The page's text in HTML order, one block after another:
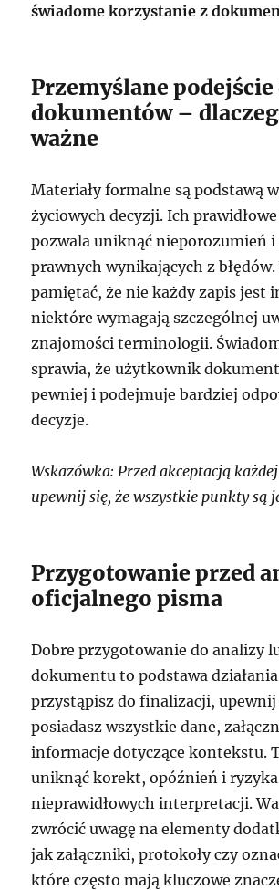
świadome korzystanie z
Przemyślane podejście
dokumentów –
ważne
Materiały formalne są podstawą
życiowych decyzji. Ich
pozwala uniknąć nieporozumień
prawnych wynikających z
pamiętać, że nie każdy zapis jest
niektóre wymagają szczególnej
znajomości terminologii.
sprawia, że użytkownik
pewniej i podejmuje bardziej
decyzje.
Wskazówka: Przed akceptacją
upewnij się, że wszystkie punkty są
Przygotowanie przed
oficjalnego pisma
Dobre przygotowanie do analizy
dokumentu to podstawa
przystąpisz do finalizacji, upewnij
posiadasz wszystkie dane,
informacje dotyczące kontekstu.
uniknąć korekt, opóźnień i ryzyka
nieprawidłowych interpretacji.
zwrócić uwagę na elementy
jak załączniki, protokoły czy
które często mają kluczowe